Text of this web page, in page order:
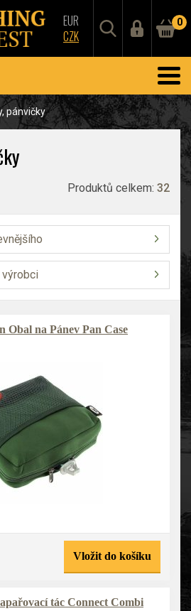
EUR
CZK
0
pánvičky
Produktů celkem: 32
výrobci
Obal na Pánev Pan Case
Vložit do košíku
tác Connect Combi